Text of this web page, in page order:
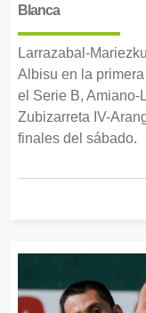
Blanca
Larrazabal-
Albisu en la
el Serie B, Amiano-
Zubizarreta IV-
finales del sábado.